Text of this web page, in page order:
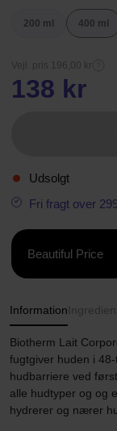
200 ml 400 ml
Vejl. pris 196,00 kr
138 kr
Udsolgt
Fri fragt over
Beautiful Price
Information
Biotherm Lait
fugtgiver huden i
hudbarriere ved
alle hudtyper og og
hydrerer og nærer